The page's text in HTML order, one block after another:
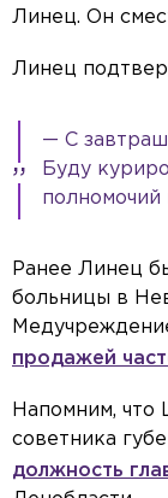
Линец. Он
Линец
— С
Буду
полномочий
Ранее Линец
больницы в
продажей
Напомним, что
советника
должность